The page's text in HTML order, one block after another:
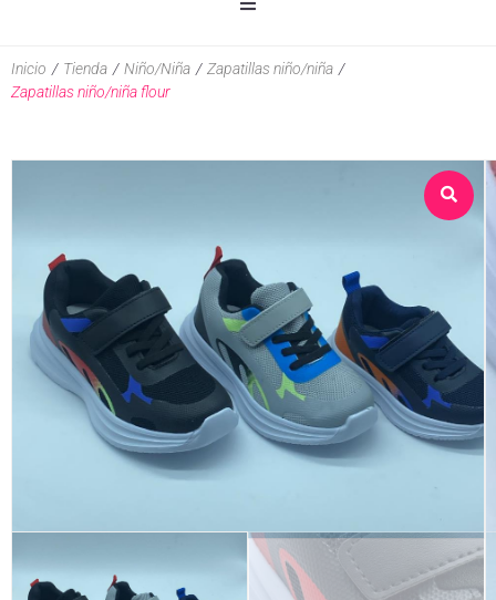
Inicio
Inicio / Tienda / Niño/Niña / Zapatillas niño/niña /
Zapatillas niño/niña flour